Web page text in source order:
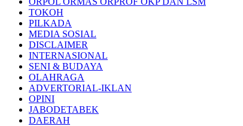
TOKOH
PILKADA
MEDIA SOSIAL
DISCLAIMER
INTERNASIONAL
SENI & BUDAYA
OLAHRAGA
ADVERTORIAL-IKLAN
OPINI
JABODETABEK
DAERAH